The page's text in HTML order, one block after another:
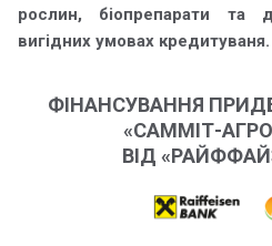
рослин, біопрепарати та
вигідних умовах кредитуваня.
ФІНАНСУВАННЯ
«САММІТ-
ВІД